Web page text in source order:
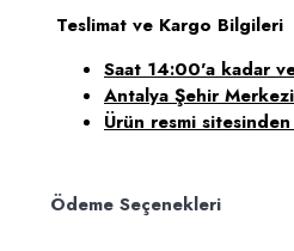
Teslimat ve Kargo Bilgileri
Saat 14:00'a kadar
Antalya Şehir
Ürün resmi
Ödeme Seçenekleri